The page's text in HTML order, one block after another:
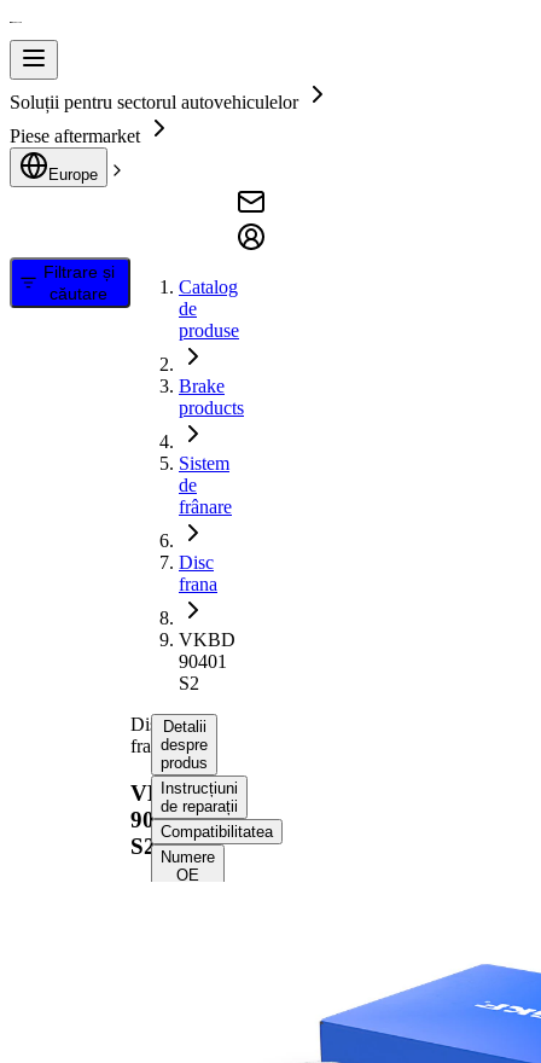
Soluții pentru sectorul autovehiculelor
Piese aftermarket
Europe
Filtrare și
căutare
Catalog
de
produse
Brake
products
Sistem
de
frânare
Disc
frana
VKBD
90401
S2
Disc
frana
VKBD
90401
S2
Detalii
despre
produs
Instrucțiuni
de reparații
Compatibilitatea
Numere
OE